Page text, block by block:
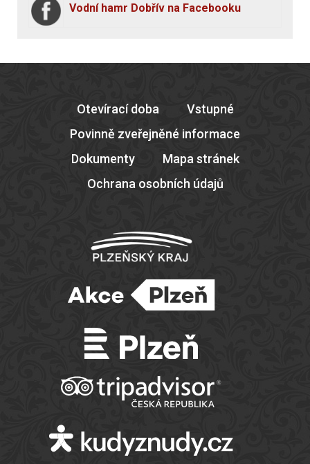
Vodní hamr Dobřív na Facebooku
Otevírací doba
Vstupné
Povinně zveřejněné informace
Dokumenty
Mapa stránek
Ochrana osobních údajů